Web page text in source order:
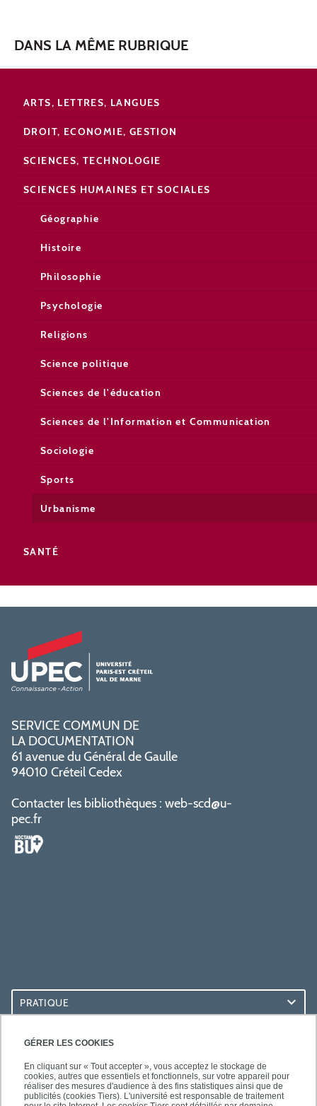
GÉRER LES COOKIES
En cliquant sur « Tout accepter », vous acceptez le stockage de
cookies, autres que essentiels et fonctionnels, sur votre appareil pour
réaliser des mesures d'audience à des fins statistiques ainsi que de
publicités (cookies Tiers). L'université est responsable de traitement
DANS LA MÊME RUBRIQUE
ARTS, LETTRES, LANGUES
DROIT, ECONOMIE, GESTION
SCIENCES, TECHNOLOGIE
SCIENCES HUMAINES ET SOCIALES
Géographie
Histoire
Philosophie
Psychologie
Religions
Science politique
Sciences de l'éducation
Sciences de l'Information et Communication
Sociologie
Sports
Urbanisme
SANTÉ
SERVICE COMMUN DE
LA DOCUMENTATION
61 avenue du Général de Gaulle
94010 Créteil Cedex
Contacter les bibliothèques : web-scd@u-
pec.fr
PRATIQUE
ACCÈS RAPIDES